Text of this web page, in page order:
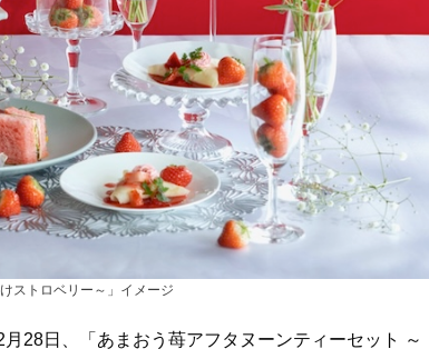
ストロベリー～」イメージ
28日、「あまおう苺アフタヌーンティーセット ～